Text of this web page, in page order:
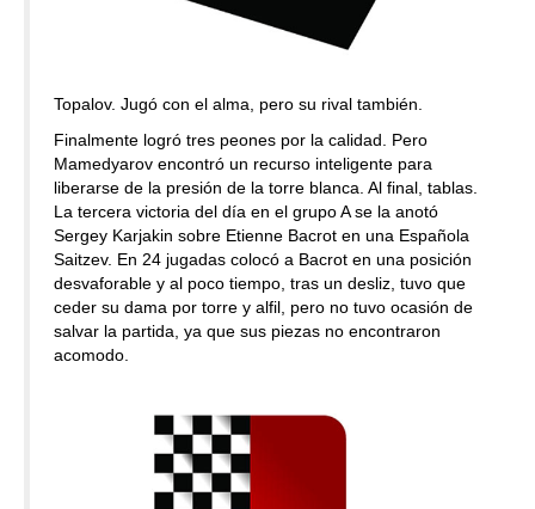
Topalov. Jugó con el alma, pero su rival también.
Finalmente logró tres peones por la calidad. Pero
Mamedyarov encontró un recurso inteligente para
liberarse de la presión de la torre blanca. Al final, tablas.
La tercera victoria del día en el grupo A se la anotó
Sergey Karjakin sobre Etienne Bacrot en una Española
Saitzev. En 24 jugadas colocó a Bacrot en una posición
desvaforable y al poco tiempo, tras un desliz, tuvo que
ceder su dama por torre y alfil, pero no tuvo ocasión de
salvar la partida, ya que sus piezas no encontraron
acomodo.